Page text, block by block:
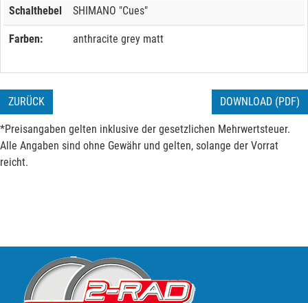
Schalthebel SHIMANO "Cues"
Farben: anthracite grey matt
ZURÜCK DOWNLOAD (PDF)
*Preisangaben gelten inklusive der gesetzlichen Mehrwertsteuer.
Alle Angaben sind ohne Gewähr und gelten, solange der Vorrat
reicht.